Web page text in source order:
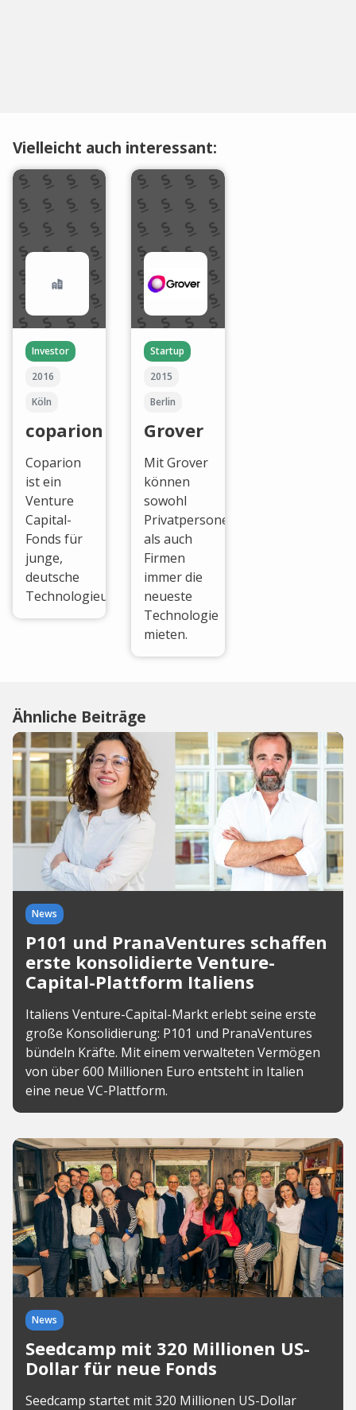
Vielleicht auch interessant:
Investor
2016
Köln
coparion
Coparion
ist ein
Venture
Capital-
Fonds für
junge,
deutsche
Technologieunternehmen.
Startup
2015
Berlin
Grover
Mit Grover
können
sowohl
Privatpersonen
als auch
Firmen
immer die
neueste
Technologie
mieten.
Ähnliche Beiträge
News
P101 und PranaVentures schaffen
erste konsolidierte Venture-
Capital-Plattform Italiens
Italiens Venture-Capital-Markt erlebt seine erste
große Konsolidierung: P101 und PranaVentures
bündeln Kräfte. Mit einem verwalteten Vermögen
von über 600 Millionen Euro entsteht in Italien
eine neue VC-Plattform.
News
Seedcamp mit 320 Millionen US-
Dollar für neue Fonds
Seedcamp startet mit 320 Millionen US-Dollar